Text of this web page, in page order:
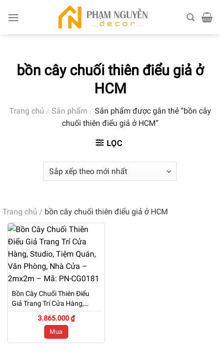
bồn cây chuối thiên điểu giả ở
HCM
Trang chủ / Sản phẩm / Sản phẩm được gắn thẻ “bồn cây
chuối thiên điểu giả ở HCM”
LỌC
Trang chủ / bồn cây chuối thiên điểu giả ở HCM
Bồn Cây Chuối Thiên Điểu
Giả Trang Trí Cửa Hàng,
Studio, Tiệm Quán, Văn
Phòng, Nhà Cửa – 2mx2m –
Mã: PN-CG0181
3.865.000 ₫
Mua